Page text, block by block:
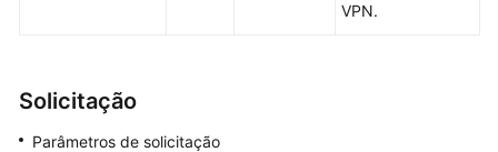
APIs
VPN.
Solicitação
Parâmetros de solicitação